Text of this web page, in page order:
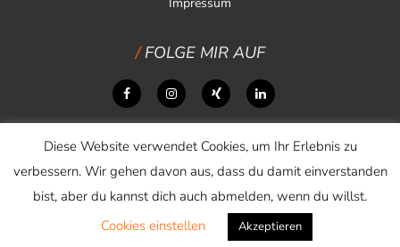
FOLGE MIR AUF
Copyright © 2026 Daniel Wandelt
Diese Website verwendet Cookies, um Ihr Erlebnis zu
verbessern. Wir gehen davon aus, dass du damit einverstanden
bist, aber du kannst dich auch abmelden, wenn du willst.
Cookies einstellen
Akzeptieren